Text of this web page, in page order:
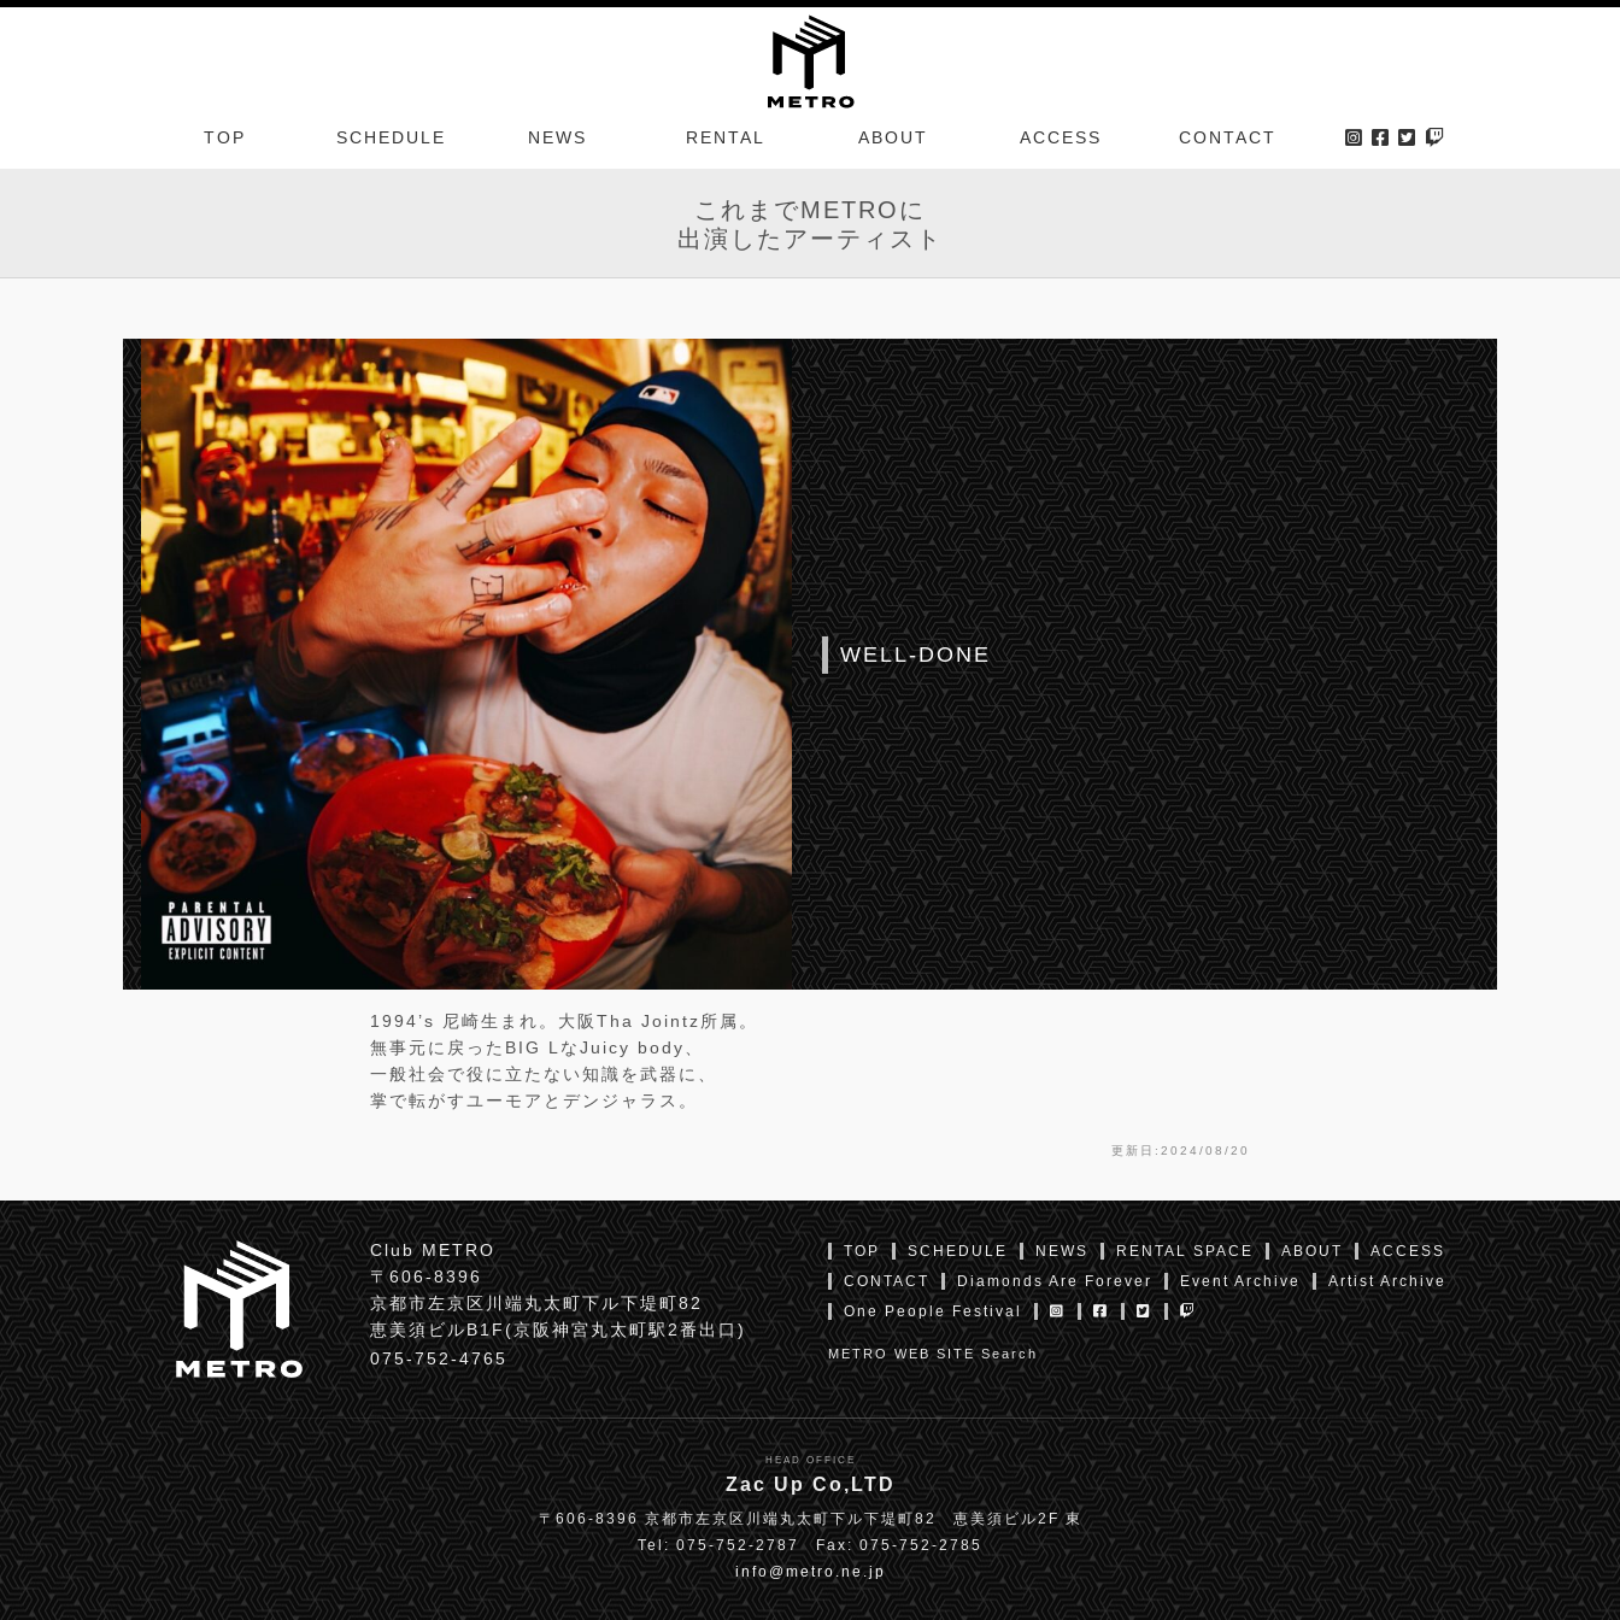
TOP SCHEDULE NEWS RENTAL ABOUT ACCESS CONTACT
これまでMETROに
出演したアーティスト
WELL-DONE
1994’s 尼崎生まれ。大阪Tha Jointz所属。
無事元に戻ったBIG LなJuicy body、
一般社会で役に立たない知識を武器に、
掌で転がすユーモアとデンジャラス。
更新日:2024/08/20
Club METRO
〒606-8396
京都市左京区川端丸太町下ル下堤町82
恵美須ビルB1F(京阪神宮丸太町駅2番出口)
075-752-4765
TOP SCHEDULE NEWS RENTAL SPACE ABOUT
ACCESS
CONTACT
Diamonds Are Forever Event Archive
Artist Archive
One People Festival
METRO WEB SITE Search
HEAD OFFICE
Zac Up Co,LTD
〒606-8396 京都市左京区川端丸太町下ル下堤町82 恵美須ビル2F 東
Tel: 075-752-2787 Fax: 075-752-2785
info@metro.ne.jp